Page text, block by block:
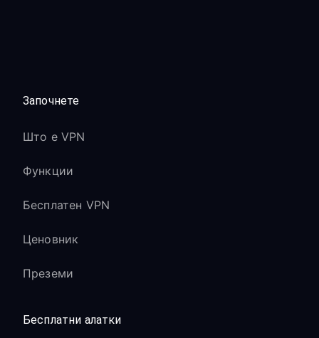
Започнете
Што е VPN
Функции
Бесплатен VPN
Ценовник
Преземи
Бесплатни алатки